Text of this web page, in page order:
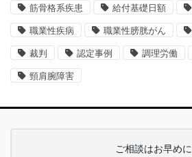
筋骨格系疾患 給付基礎日額
職業性疾病 職業性膀胱がん
裁判 認定事例 調理労働
頸肩腕障害
ご相談はお早めに